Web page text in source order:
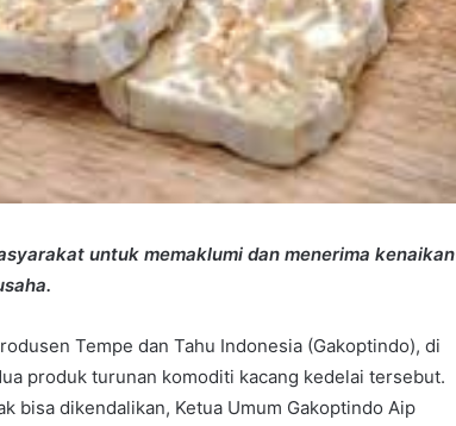
untuk memaklumi dan menerima kenaikan
Tempe dan Tahu Indonesia (Gakoptindo), di
produk turunan komoditi kacang kedelai tersebut.
bisa dikendalikan, Ketua Umum Gakoptindo Aip